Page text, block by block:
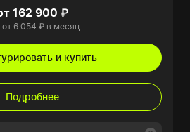
162 900 ₽
от 6 054 ₽ в месяц
и купить
Подробнее